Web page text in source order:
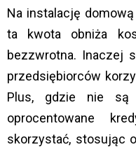
Na instalację
ta kwota obniża
bezzwrotna. Inaczej
przedsiębiorców
Plus, gdzie nie są
oprocentowane
skorzystać, stosując